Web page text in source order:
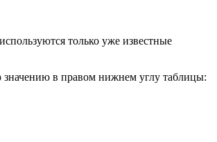
только уже известные
значению в правом нижнем углу таблицы: